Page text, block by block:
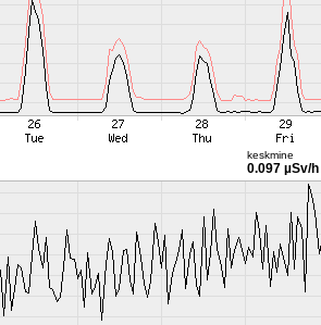
keskmine
0.097 µSv/h